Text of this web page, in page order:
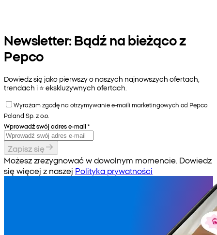
Newsletter: Bądź na bieżąco z
Pepco
Dowiedz się jako pierwszy o naszych najnowszych ofertach,
trendach i ⭐️ ekskluzywnych ofertach.
Wyrażam zgodę na otrzymywanie e-maili marketingowych od Pepco
Poland Sp. z o.o.
Wprowadź swój adres e-mail *
Zapisz się
Możesz zrezygnować w dowolnym momencie. Dowiedz
się więcej z naszej Polityka prywatności